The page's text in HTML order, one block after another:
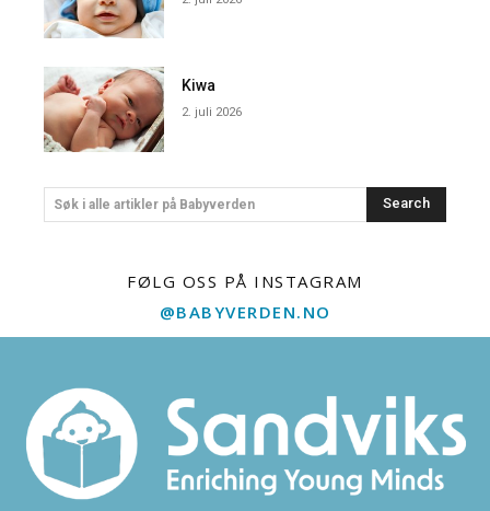
Kiwa
2. juli 2026
Søk i alle artikler på Babyverden Search
FØLG OSS PÅ INSTAGRAM
@BABYVERDEN.NO